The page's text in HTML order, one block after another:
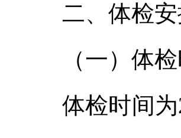
二、体检
（一）体
体检时间